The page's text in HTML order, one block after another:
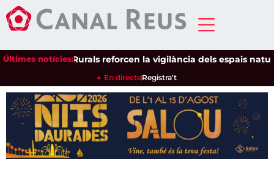
Últimes notícies:
Els Agents Rurals reforcen la vigilància dels espais naturals
En directeRegistra't